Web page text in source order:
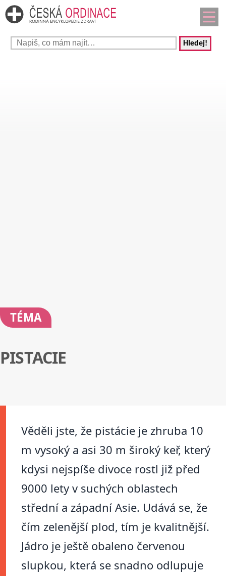
Hledej!
TÉMA
PISTACIE
Věděli jste, že pistácie je zhruba 10
m vysoký a asi 30 m široký keř, který
kdysi nejspíše divoce rostl již před
9000 lety v suchých oblastech
střední a západní Asie. Udává se, že
čím zelenější plod, tím je kvalitnější.
Jádro je ještě obaleno červenou
slupkou, která se snadno odlupuje